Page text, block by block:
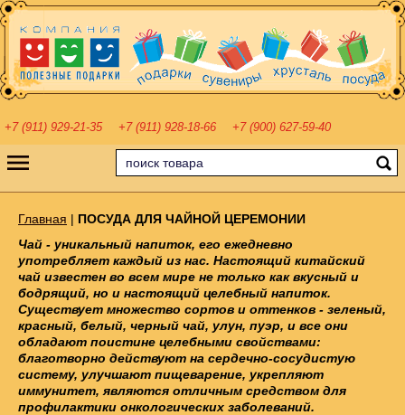
+7 (911) 929-21-35 +7 (911) 928-18-66 +7 (900) 627-59-40
Главная | ПОСУДА ДЛЯ ЧАЙНОЙ ЦЕРЕМОНИИ
Чай - уникальный напиток, его ежедневно
употребляет каждый из нас. Настоящий китайский
чай известен во всем мире не только как вкусный и
бодрящий, но и настоящий целебный напиток.
Существует множество сортов и оттенков - зеленый,
красный, белый, черный чай, улун, пуэр, и все они
обладают поистине целебными свойствами:
благотворно действуют на сердечно-сосудистую
систему, улучшают пищеварение, укрепляют
иммунитет, являются отличным средством для
профилактики онкологических заболеваний.